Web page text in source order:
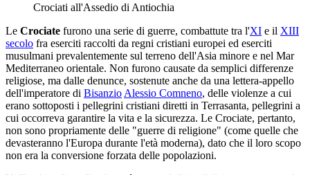
Crociati all'Assedio di Antiochia
Le Crociate furono una serie di guerre, combattute tra l'XI e il XIII
secolo fra eserciti raccolti da regni cristiani europei ed eserciti
musulmani prevalentemente sul terreno dell'Asia minore e nel Mar
Mediterraneo orientale. Non furono causate da semplici differenze
religiose, ma dalle denunce, sostenute anche da una lettera-appello
dell'imperatore di Bisanzio Alessio Comneno, delle violenze a cui
erano sottoposti i pellegrini cristiani diretti in Terrasanta, pellegrini a
cui occorreva garantire la vita e la sicurezza. Le Crociate, pertanto,
non sono propriamente delle "guerre di religione" (come quelle che
devasteranno l'Europa durante l'età moderna), dato che il loro scopo
non era la conversione forzata delle popolazioni.